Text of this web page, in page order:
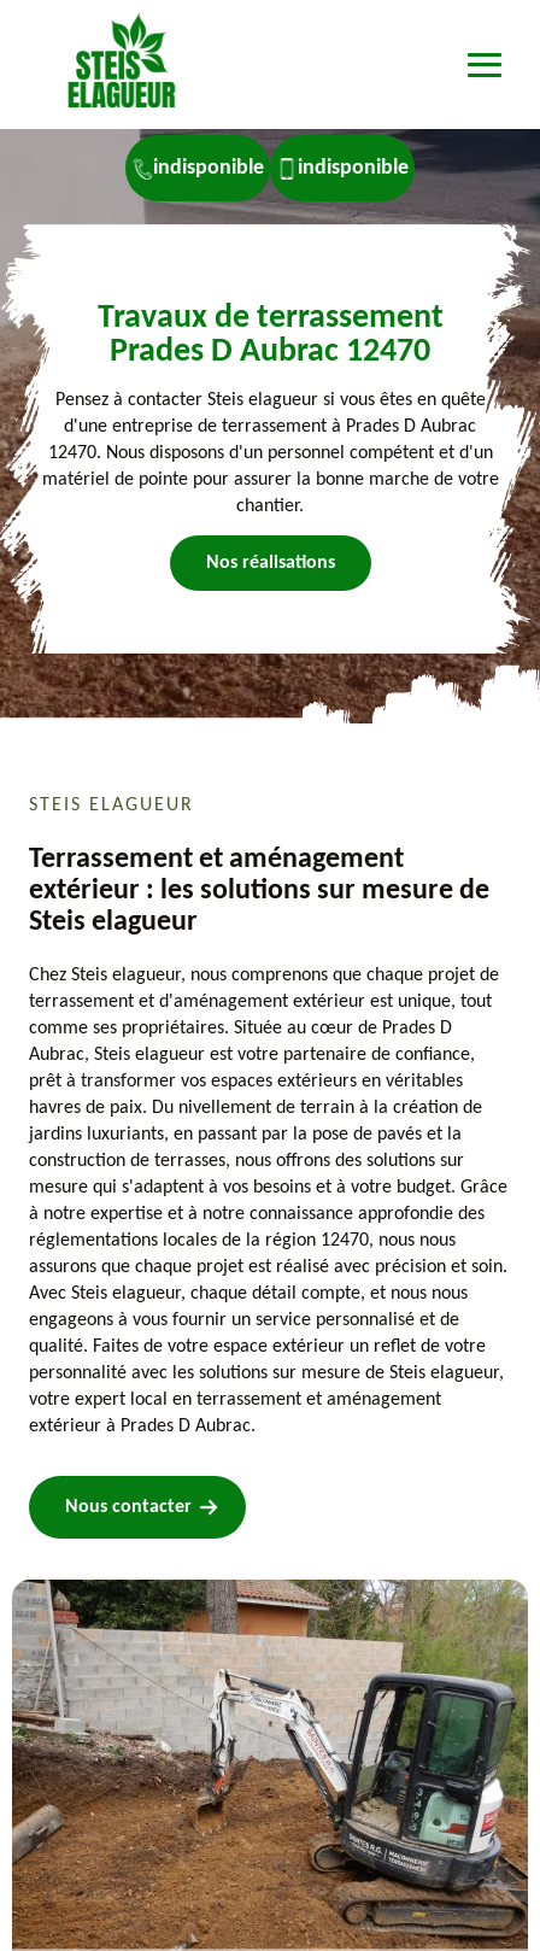
indisponible indisponible
Travaux de terrassement
Prades D Aubrac 12470
Pensez à contacter Steis elagueur si vous êtes en quête
d'une entreprise de terrassement à Prades D Aubrac
12470. Nous disposons d'un personnel compétent et d'un
matériel de pointe pour assurer la bonne marche de votre
chantier.
Nos réalisations
STEIS ELAGUEUR
Terrassement et aménagement
extérieur : les solutions sur mesure de
Steis elagueur
Chez Steis elagueur, nous comprenons que chaque projet de
terrassement et d'aménagement extérieur est unique, tout
comme ses propriétaires. Située au cœur de Prades D
Aubrac, Steis elagueur est votre partenaire de confiance,
prêt à transformer vos espaces extérieurs en véritables
havres de paix. Du nivellement de terrain à la création de
jardins luxuriants, en passant par la pose de pavés et la
construction de terrasses, nous offrons des solutions sur
mesure qui s'adaptent à vos besoins et à votre budget. Grâce
à notre expertise et à notre connaissance approfondie des
réglementations locales de la région 12470, nous nous
assurons que chaque projet est réalisé avec précision et soin.
Avec Steis elagueur, chaque détail compte, et nous nous
engageons à vous fournir un service personnalisé et de
qualité. Faites de votre espace extérieur un reflet de votre
personnalité avec les solutions sur mesure de Steis elagueur,
votre expert local en terrassement et aménagement
extérieur à Prades D Aubrac.
Nous contacter